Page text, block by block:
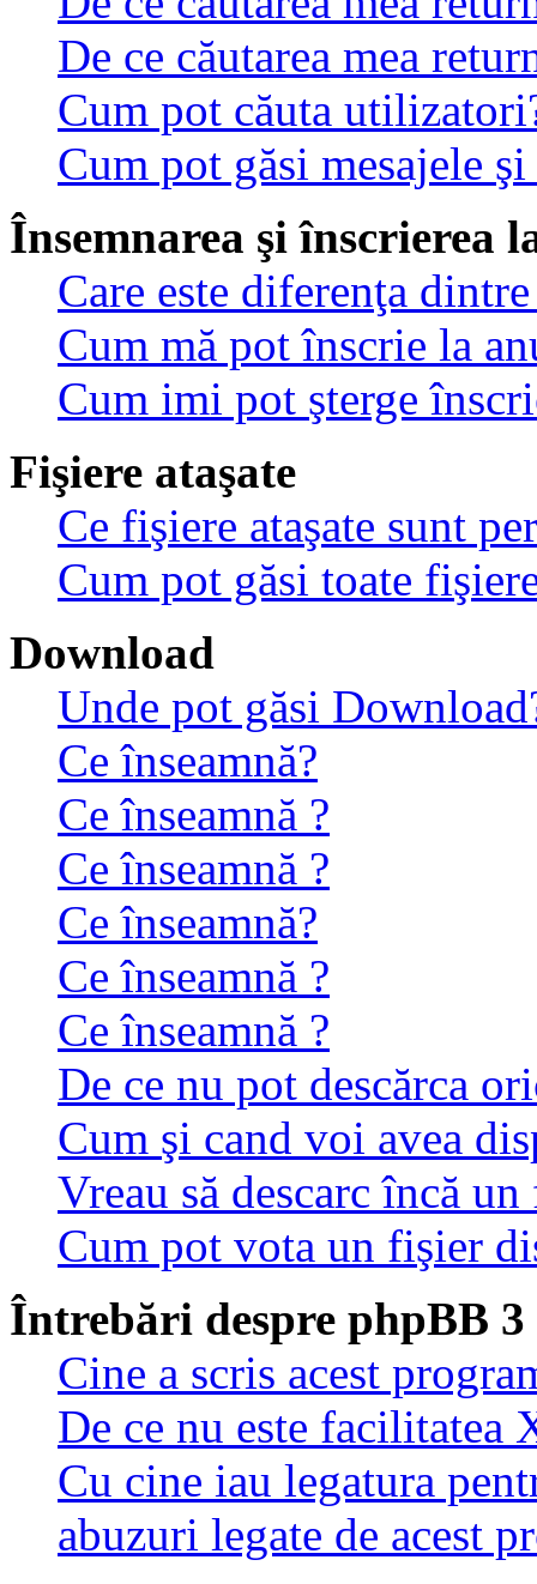
De ce căutarea mea
Cum pot căuta
Cum pot găsi mesajele
Însemnarea şi înscrierea
Care este diferenţa
Cum mă pot înscrie la
Cum imi pot şterge
Fişiere ataşate
Ce fişiere ataşate sunt
Cum pot găsi toate
Download
Unde pot găsi
Ce înseamnă?
Ce înseamnă ?
Ce înseamnă ?
Ce înseamnă?
Ce înseamnă ?
Ce înseamnă ?
De ce nu pot descărca
Cum şi cand voi avea
Vreau să descarc încă
Cum pot vota un fişier
Întrebări despre phpBB 3
Cine a scris acest
De ce nu este facilitatea
Cu cine iau legatura
abuzuri legate de acest